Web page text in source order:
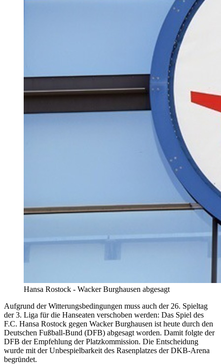
Hansa Rostock - Wacker Burghausen abgesagt
Aufgrund der Witterungsbedingungen muss auch der 26. Spieltag
der 3. Liga für die Hanseaten verschoben werden: Das Spiel des
F.C. Hansa Rostock gegen Wacker Burghausen ist heute durch den
Deutschen Fußball-Bund (DFB) abgesagt worden. Damit folgte der
DFB der Empfehlung der Platzkommission. Die Entscheidung
wurde mit der Unbespielbarkeit des Rasenplatzes der DKB-Arena
begründet.